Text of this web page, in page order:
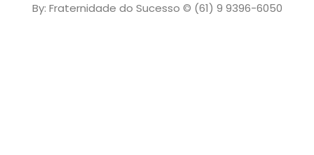
By: Fraternidade do Sucesso © (61) 9 9396-6050